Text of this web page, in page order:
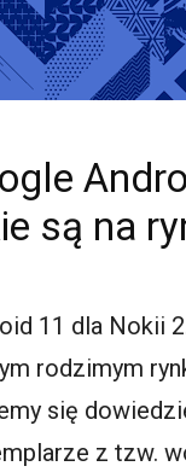
są na
11 dla Nokii
rodzimym
się
z tzw.